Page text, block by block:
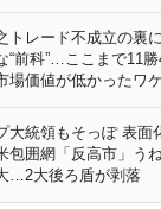
トレード不成立の裏に
“前科”…ここまで11
場価値が低かったワケ
大統領もそっぽ 表面
包囲網「反高市」う
…2大後ろ盾が剥落